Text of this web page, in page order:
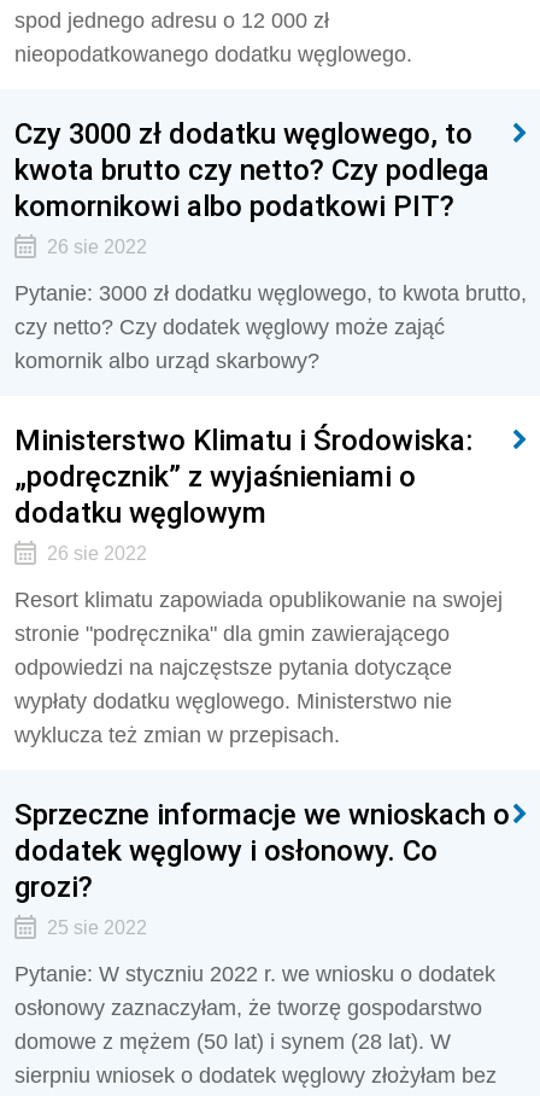
spod jednego adresu o 12 000 zł
nieopodatkowanego dodatku węglowego.
Czy 3000 zł dodatku węglowego, to
kwota brutto czy netto? Czy podlega
komornikowi albo podatkowi PIT?
26 sie 2022
Pytanie: 3000 zł dodatku węglowego, to kwota brutto,
czy netto? Czy dodatek węglowy może zająć
komornik albo urząd skarbowy?
Ministerstwo Klimatu i Środowiska:
„podręcznik” z wyjaśnieniami o
dodatku węglowym
26 sie 2022
Resort klimatu zapowiada opublikowanie na swojej
stronie "podręcznika" dla gmin zawierającego
odpowiedzi na najczęstsze pytania dotyczące
wypłaty dodatku węglowego. Ministerstwo nie
wyklucza też zmian w przepisach.
Sprzeczne informacje we wnioskach o
dodatek węglowy i osłonowy. Co
grozi?
25 sie 2022
Pytanie: W styczniu 2022 r. we wniosku o dodatek
osłonowy zaznaczyłam, że tworzę gospodarstwo
domowe z mężem (50 lat) i synem (28 lat). W
sierpniu wniosek o dodatek węglowy złożyłam bez